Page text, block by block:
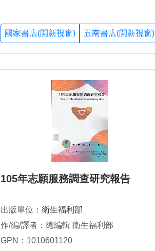
國家書店(開新視窗) 五南書店(開新視窗)
105年志願服務調查研究報告
出版單位： 衛生福利部
作/編/譯者：總編輯 衛生福利部
GPN：1010601120